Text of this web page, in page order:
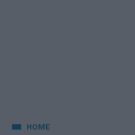
HOME